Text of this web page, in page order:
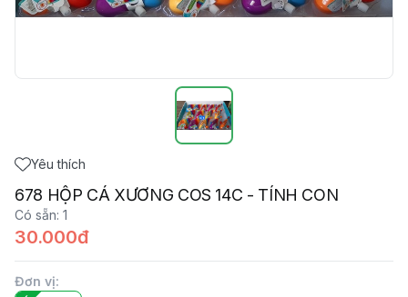
Yêu thích
678 HỘP CÁ XƯƠNG COS 14C - TÍNH CON
Có sẵn: 1
30.000đ
Đơn vị: